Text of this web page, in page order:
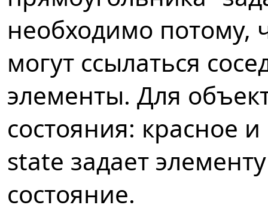
необходимо потому,
могут ссылаться
элементы. Для
состояния: красное
state задает
состояние.